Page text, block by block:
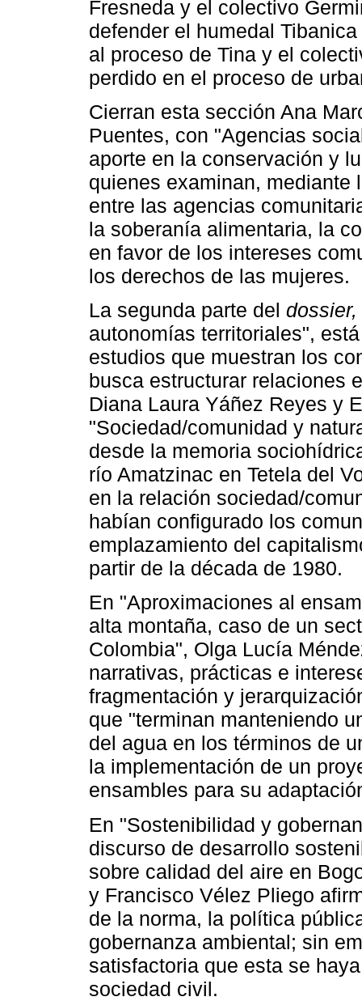
Fresneda y el colectivo
defender el humedal
al proceso de Tina y el
perdido en el proceso de
Cierran esta sección Ana
Puentes, con "Agencias
aporte en la conservación y
quienes examinan, mediante
entre las agencias
la soberanía alimentaria, la
en favor de los intereses
los derechos de las mujeres.
La segunda parte del dossier,
autonomías territoriales",
estudios que muestran los
busca estructurar relaciones
Diana Laura Yáñez Reyes y
"Sociedad/comunidad y
desde la memoria
río Amatzinac en Tetela del
en la relación sociedad/
habían configurado los
emplazamiento del
partir de la década de 1980.
En "Aproximaciones al
alta montaña, caso de un
Colombia", Olga Lucía
narrativas, prácticas e
fragmentación y
que "terminan manteniendo
del agua en los términos de
la implementación de un
ensambles para su
En "Sostenibilidad y
discurso de desarrollo
sobre calidad del aire en
y Francisco Vélez Pliego
de la norma, la política
gobernanza ambiental; sin
satisfactoria que esta se
sociedad civil.